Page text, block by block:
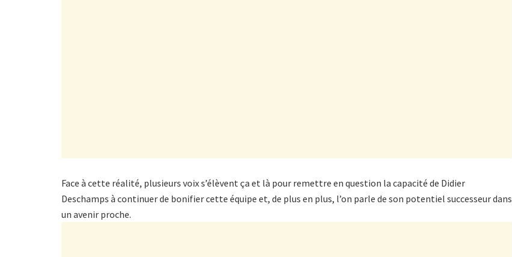
Face à cette réalité, plusieurs voix s’élèvent ça et là pour remettre en question la capacité de Didier
Deschamps à continuer de bonifier cette équipe et, de plus en plus, l’on parle de son potentiel successeur dans
un avenir proche.